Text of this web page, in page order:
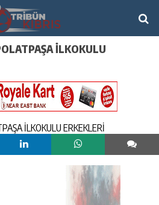
İLKOKULU